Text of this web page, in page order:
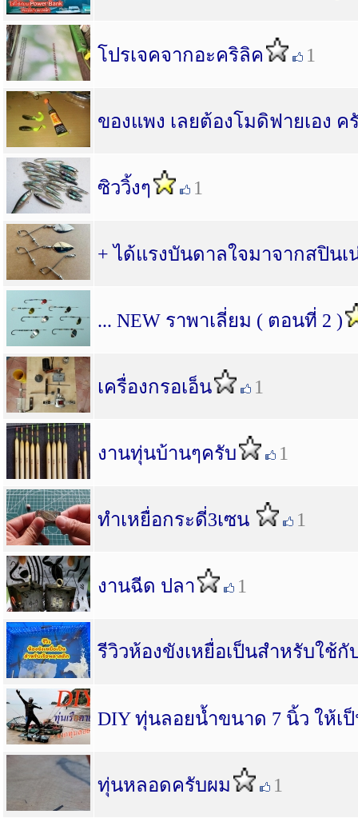
โปรเจคจากอะคริลิค 1
ของแพง เลยต้องโมดิฟายเอง
ซิววิ้งๆ 1
+ ได้แรงบันดาลใจมาจากสปินเ
... NEW ราพาเลี่ยม ( ตอนที่ 2 )
เครื่องกรอเอ็น 1
งานทุ่นบ้านๆครับ 1
ทำเหยื่อกระดี่3เซน 1
งานฉีด ปลา 1
รีวิวห้องขังเหยื่อเป็นสำหรับใช้กั
DIY ทุ่นลอยน้ำขนาด 7 นิ้ว ให้เ
ทุ่นหลอดครับผม 1